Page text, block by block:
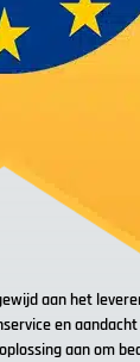
aan het
en
aan om